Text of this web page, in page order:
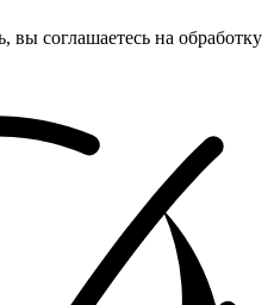
соглашаетесь на обработку